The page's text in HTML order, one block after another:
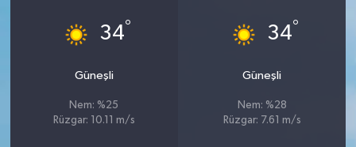
34°
Güneşli
Nem: %25
Rüzgar: 10.11 m/s
34°
Güneşli
Nem: %28
Rüzgar: 7.61 m/s